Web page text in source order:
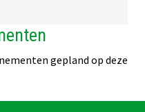
gepland op deze